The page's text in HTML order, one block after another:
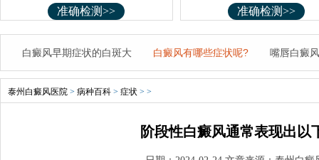
准确检测>> 准确检测>>
白癜风早期症状的白斑大 白癜风有哪些症状呢? 嘴唇白癜
泰州白癜风医院 > 病种百科 > 症状 > >
阶段性白癜风通常表现出以